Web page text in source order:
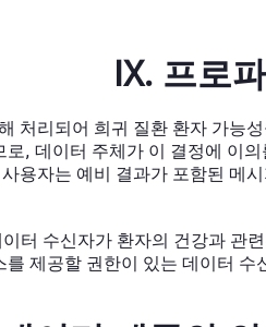
IX. 프로
처리되어 희귀 질환 환자 가능
, 데이터 주체가 이 결정에 이
용자는 예비 결과가 포함된 메
터 수신자가 환자의 건강과
제공할 권한이 있는 데이터 수